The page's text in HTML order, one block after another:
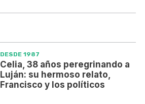
DESDE 1987
Celia, 38 años peregrinando a
Luján: su hermoso relato,
Francisco y los políticos